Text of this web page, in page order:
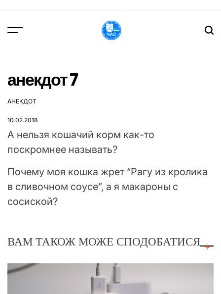
вмісту
анекдот 7
ОПУБЛІКУВАТИ
АНЕКДОТ
10.02.2018
А нельзя кошачий корм как-то
поскромнее называть?
Почему моя кошка жрет “Рагу из кролика
в сливочном соусе”, а я макароны с
сосиской?
ВАМ ТАКОЖ МОЖЕ СПОДОБАТИСЯ